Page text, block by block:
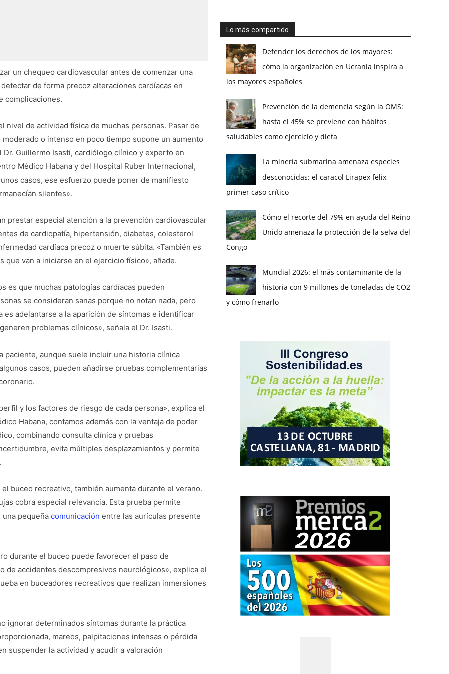
un chequeo cardiovascular antes de comenzar una
de forma precoz alteraciones cardíacas en
complicaciones.
de actividad física de muchas personas. Pasar de
o intenso en poco tiempo supone un aumento
Guillermo Isasti, cardiólogo clínico y experto en
Médico Habana y del Hospital Ruber Internacional,
casos, ese esfuerzo puede poner de manifiesto
silentes».
prestar especial atención a la prevención cardiovascular
de cardiopatía, hipertensión, diabetes, colesterol
cardíaca precoz o muerte súbita. «También es
van a iniciarse en el ejercicio físico», añade.
es que muchas patologías cardíacas pueden
se consideran sanas porque no notan nada, pero
adelantarse a la aparición de síntomas e identificar
problemas clínicos», señala el Dr. Isasti.
paciente, aunque suele incluir una historia clínica
casos, pueden añadirse pruebas complementarias
y los factores de riesgo de cada persona», explica el
Habana, contamos además con la ventaja de poder
combinando consulta clínica y pruebas
evita múltiples desplazamientos y permite
buceo recreativo, también aumenta durante el verano.
cobra especial relevancia. Esta prueba permite
pequeña comunicación entre las aurículas presente
durante el buceo puede favorecer el paso de
de accidentes descompresivos neurológicos», explica el
en buceadores recreativos que realizan inmersiones
ignorar determinados síntomas durante la práctica
mareos, palpitaciones intensas o pérdida
suspender la actividad y acudir a valoración
Lo más compartido
Defender los derechos de los mayores:
cómo la organización en Ucrania inspira a
los mayores españoles
Prevención de la demencia según la OMS:
hasta el 45% se previene con hábitos
saludables como ejercicio y dieta
La minería submarina amenaza especies
desconocidas: el caracol Lirapex felix,
primer caso crítico
Cómo el recorte del 79% en ayuda del Reino
Unido amenaza la protección de la selva del
Congo
Mundial 2026: el más contaminante de la
historia con 9 millones de toneladas de CO2
y cómo frenarlo